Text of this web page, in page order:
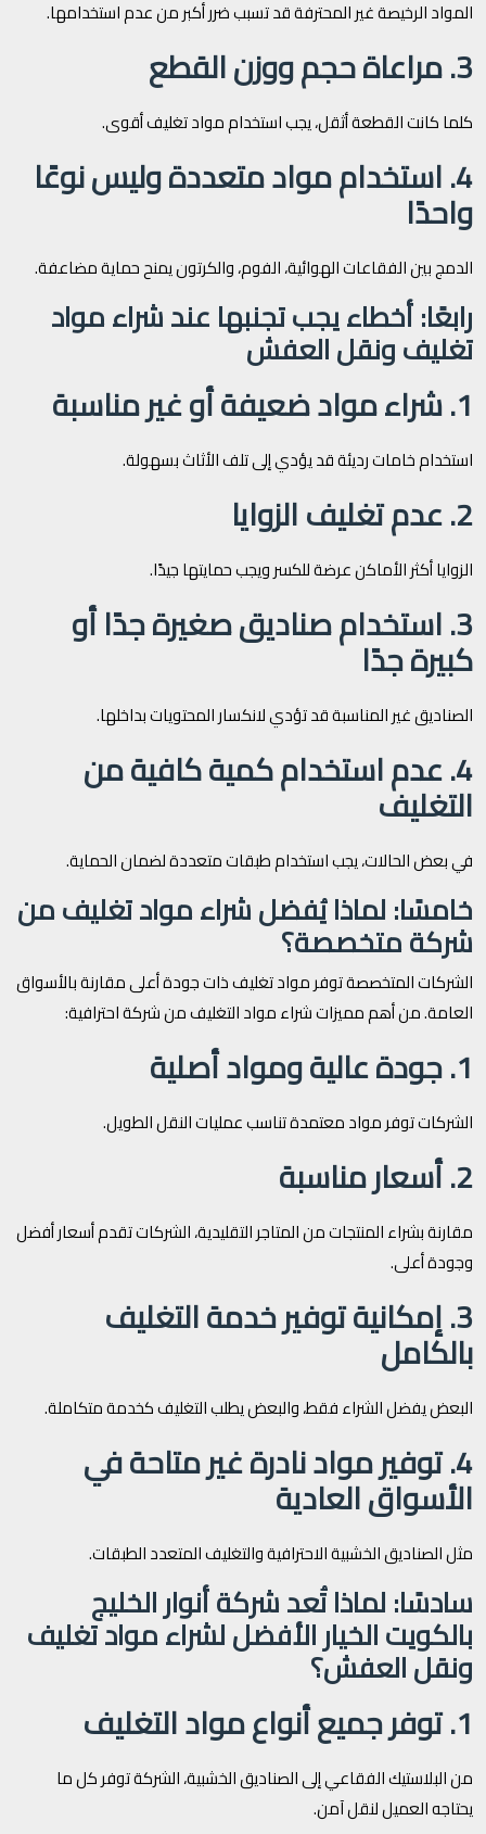
المواد الرخيصة غير المحترفة قد تسبب ضرر أكبر من عدم استخدامها.
3. مراعاة حجم ووزن القطع
كلما كانت القطعة أثقل، يجب استخدام مواد تغليف أقوى.
4. استخدام مواد متعددة وليس نوعًا
واحدًا
الدمج بين الفقاعات الهوائية، الفوم، والكرتون يمنح حماية مضاعفة.
رابعًا: أخطاء يجب تجنبها عند شراء مواد
تغليف ونقل العفش
1. شراء مواد ضعيفة أو غير مناسبة
استخدام خامات رديئة قد يؤدي إلى تلف الأثاث بسهولة.
2. عدم تغليف الزوايا
الزوايا أكثر الأماكن عرضة للكسر ويجب حمايتها جيدًا.
3. استخدام صناديق صغيرة جدًا أو
كبيرة جدًا
الصناديق غير المناسبة قد تؤدي لانكسار المحتويات بداخلها.
4. عدم استخدام كمية كافية من
التغليف
في بعض الحالات، يجب استخدام طبقات متعددة لضمان الحماية.
خامسًا: لماذا يُفضل شراء مواد تغليف من
شركة متخصصة؟
الشركات المتخصصة توفر مواد تغليف ذات جودة أعلى مقارنة بالأسواق
العامة. من أهم مميزات شراء مواد التغليف من شركة احترافية:
1. جودة عالية ومواد أصلية
الشركات توفر مواد معتمدة تناسب عمليات النقل الطويل.
2. أسعار مناسبة
مقارنة بشراء المنتجات من المتاجر التقليدية، الشركات تقدم أسعار أفضل
وجودة أعلى.
3. إمكانية توفير خدمة التغليف
بالكامل
البعض يفضل الشراء فقط، والبعض يطلب التغليف كخدمة متكاملة.
4. توفير مواد نادرة غير متاحة في
الأسواق العادية
مثل الصناديق الخشبية الاحترافية والتغليف المتعدد الطبقات.
سادسًا: لماذا تُعد شركة أنوار الخليج
بالكويت الخيار الأفضل لشراء مواد تغليف
ونقل العفش؟
1. توفر جميع أنواع مواد التغليف
من البلاستيك الفقاعي إلى الصناديق الخشبية، الشركة توفر كل ما
يحتاجه العميل لنقل آمن.